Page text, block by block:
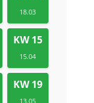
18.03
KW 15
15.04
KW 19
13.05